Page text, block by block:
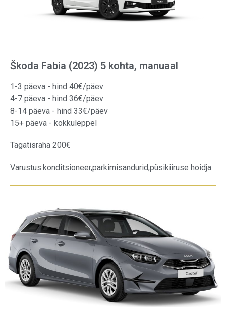
Škoda Fabia (2023) 5 kohta, manuaal
1-3 päeva - hind 40€/päev
4-7 päeva - hind 36€/päev
8-14 päeva - hind 33€/päev
15+ päeva - kokkuleppel
Tagatisraha 200€
Varustus:konditsioneer,parkimisandurid,püsikiiruse hoidja